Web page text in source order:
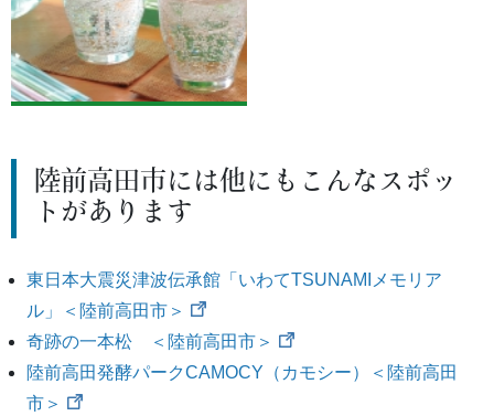
陸前高田市には他にもこんなスポッ
トがあります
東日本大震災津波伝承館「いわてTSUNAMIメモリア
ル」＜陸前高田市＞
奇跡の一本松 ＜陸前高田市＞
陸前高田発酵パークCAMOCY（カモシー）＜陸前高田
市＞